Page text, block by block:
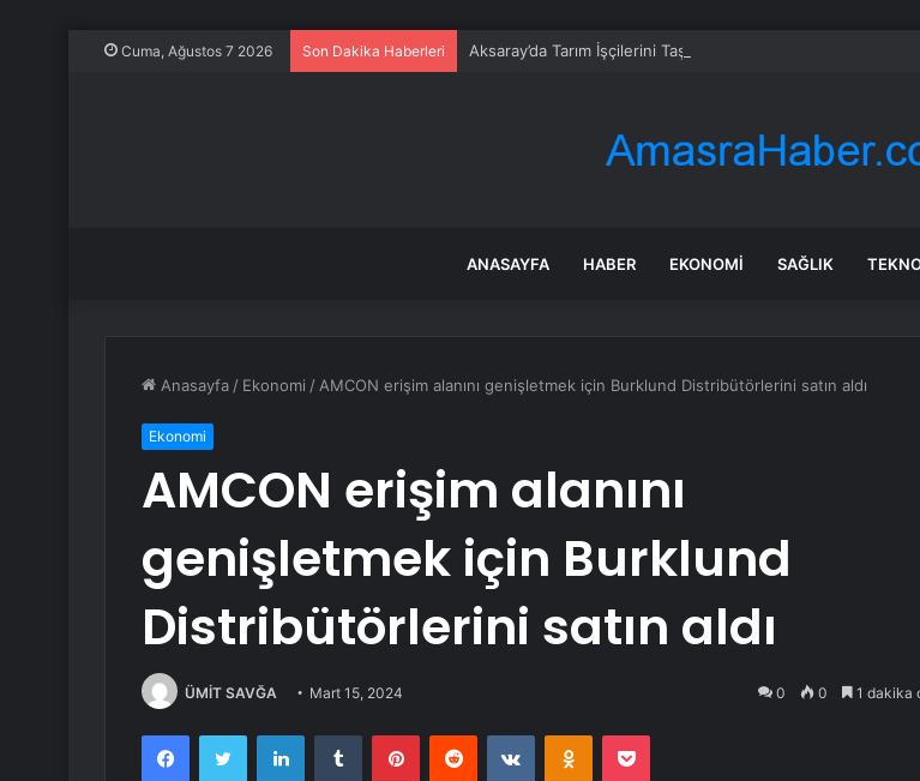
Cuma, Ağustos 7 2026 Son Dakika Haberleri Aksaray’da Tarım İşçilerini Taşıyan Minibüs Kaza Yaptı
ANASAYFA HABER EKONOMI SAĞLIK
Anasayfa / Ekonomi / AMCON erişim alanını genişletmek için Burklund Distribütörlerini satın aldı
Ekonomi
AMCON erişim alanını
genişletmek için Burklund
Distribütörlerini satın aldı
ÜMİT SAVĞA Mart 15, 2024 0 0 1 dakika
FacebookTwitter LinkedInTumblr PinterestReddit VKontakteOdnoklassniki
Pocket